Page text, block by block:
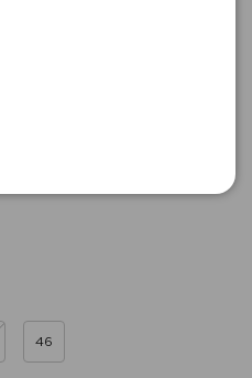
46